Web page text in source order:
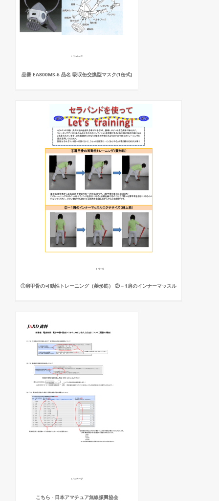
品番 EA800MS-6 品名 吸収缶交換型マスク(1缶式)
①肩甲骨の可動性トレーニング（菱形筋） ②－1肩のインナーマッスル
こちら - 日本アマチュア無線振興協会